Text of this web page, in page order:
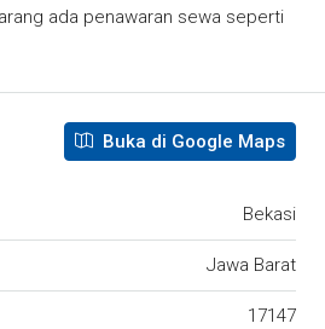
ada penawaran sewa seperti
Buka di Google Maps
Bekasi
Jawa Barat
17147